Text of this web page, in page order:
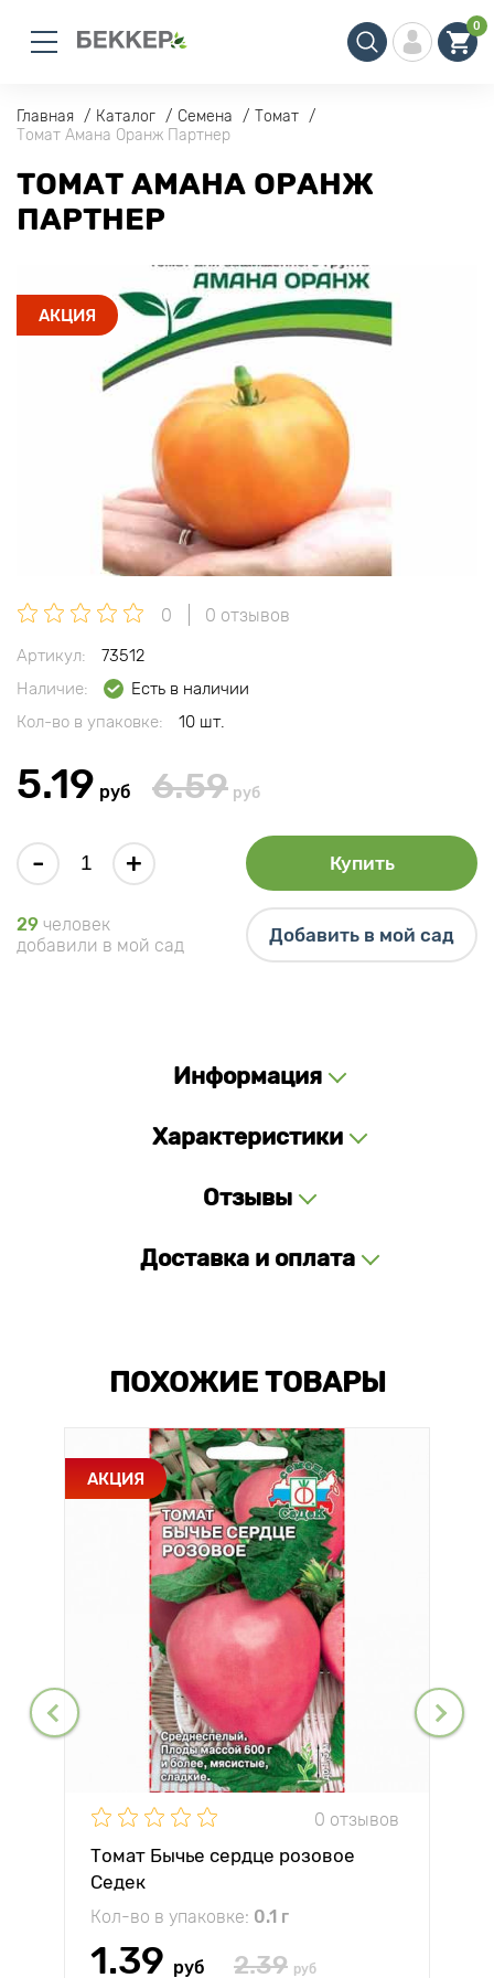
0
Главная Каталог Семена
Томат
Томат Амана Оранж Партнер
ТОМАТ АМАНА ОРАНЖ
ПАРТНЕР
АКЦИЯ
0 0 отзывов
Артикул:
73512
Наличие:
Есть в наличии
Кол-во в упаковке:
10 шт.
5.19 руб 6.59 руб
- + Купить
29 человек
добавили в мой сад
Добавить в мой сад
Информация
Характеристики
Отзывы
Доставка и оплата
ПОХОЖИЕ ТОВАРЫ
АКЦИЯ
0 отзывов
Томат Бычье сердце розовое
Седек
Кол-во в упаковке: 0.1 г
1.39 руб 2.39 руб